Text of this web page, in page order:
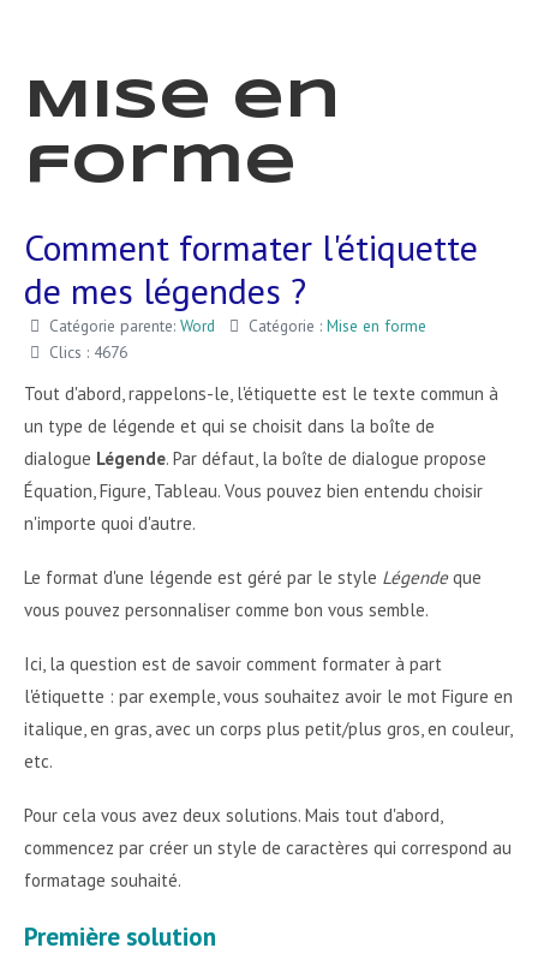
Mise en
forme
Comment formater l'étiquette
de mes légendes ?
Catégorie parente: Word Catégorie : Mise en forme
Clics : 4676
Tout d'abord, rappelons-le, l'étiquette est le texte commun à
un type de légende et qui se choisit dans la boîte de
dialogue Légende. Par défaut, la boîte de dialogue propose
Équation, Figure, Tableau. Vous pouvez bien entendu choisir
n'importe quoi d'autre.
Le format d'une légende est géré par le style Légendeque
vous pouvez personnaliser comme bon vous semble.
Ici, la question est de savoir comment formater à part
l'étiquette : par exemple, vous souhaitez avoir le mot Figure en
italique, en gras, avec un corps plus petit/plus gros, en couleur,
etc.
Pour cela vous avez deux solutions. Mais tout d'abord,
commencez par créer un style de caractères qui correspond au
formatage souhaité.
Première solution